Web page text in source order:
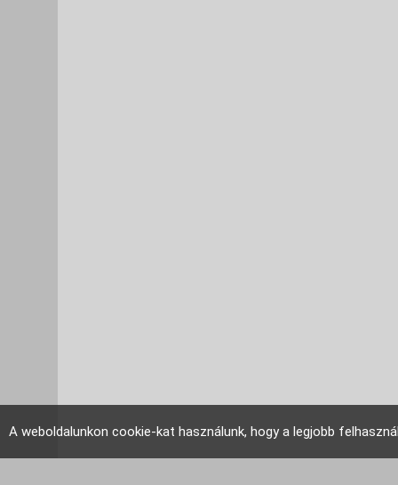
A weboldalunkon cookie-kat használunk, hogy a legjobb